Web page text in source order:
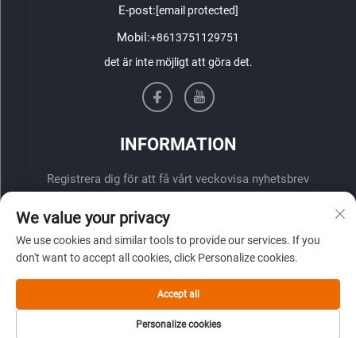
E-post:[email protected]
Mobil:+8613751129751
det är inte möjligt att göra det.
INFORMATION
Registrera dig för att få vårt veckovisa nyhetsbrev
ÖVERLÄMNA
We value your privacy
We use cookies and similar tools to provide our services. If you
don't want to accept all cookies, click Personalize cookies.
Personalize cookies
Accept all